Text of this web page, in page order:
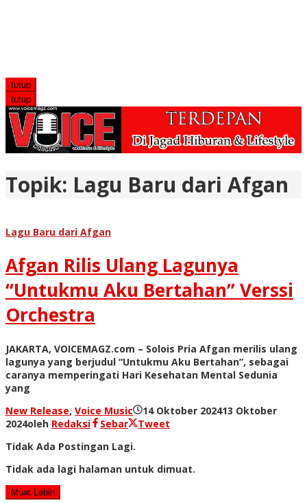
tutup
tutup
Topik: Lagu Baru dari Afgan
Lagu Baru dari Afgan
Afgan Rilis Ulang Lagunya
“Untukmu Aku Bertahan” Verssi
Orchestra
JAKARTA, VOICEMAGZ.com – Solois Pria Afgan merilis ulang
lagunya yang berjudul “Untukmu Aku Bertahan”, sebagai
caranya memperingati Hari Kesehatan Mental Sedunia
yang
New Release, Voice Music 14 Oktober 202413 Oktober
2024oleh Redaksi Sebar
Tweet
Tidak Ada Postingan Lagi.
Tidak ada lagi halaman untuk dimuat.
Muat Lebih